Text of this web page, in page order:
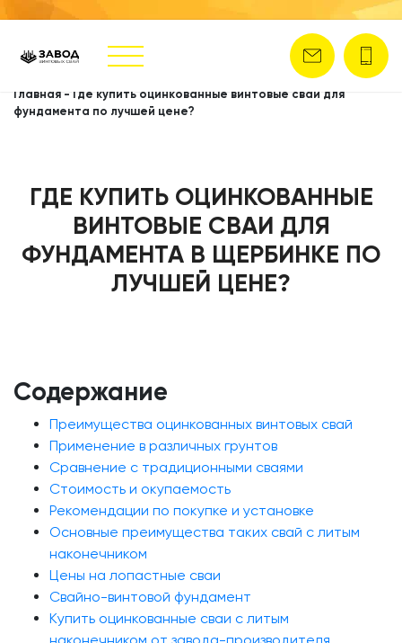
Главная - Где купить оцинкованные винтовые сваи для
фундамента по лучшей цене?
ГДЕ КУПИТЬ ОЦИНКОВАННЫЕ
ВИНТОВЫЕ СВАИ ДЛЯ
ФУНДАМЕНТА В ЩЕРБИНКЕ ПО
ЛУЧШЕЙ ЦЕНЕ?
Содержание
Преимущества оцинкованных винтовых свай
Применение в различных грунтов
Сравнение с традиционными сваями
Стоимость и окупаемость
Рекомендации по покупке и установке
Основные преимущества таких свай с литым
наконечником
Цены на лопастные сваи
Свайно-винтовой фундамент
Купить оцинкованные сваи с литым